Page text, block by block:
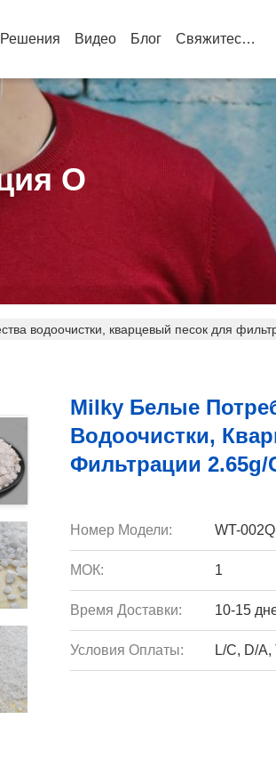
Решения Видео Блог Свяжитесь С Нами
О
водоочистки, кварцевый песок для
Milky Белые
Водоочистки,
Фильтрации
Номер Модели: WT-002Q
МОК: 1
Время Доставки: 10-15
Условия Оплаты: L/C, D/